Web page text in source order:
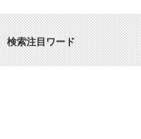
検索注目ワード